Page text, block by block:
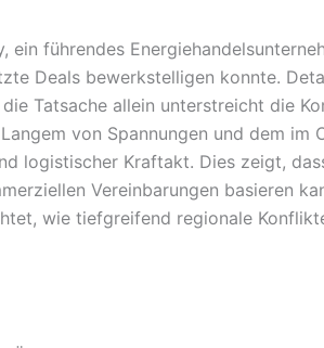
führendes
Deals bewerkstelligen konnte.
Tatsache allein unterstreicht die
von Spannungen und dem im
logistischer Kraftakt. Dies zeigt,
Vereinbarungen basieren
wie tiefgreifend regionale